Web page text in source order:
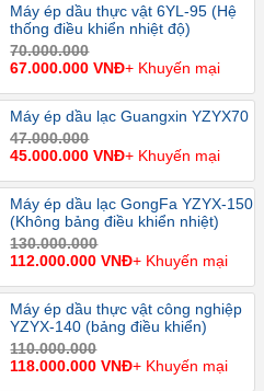
Máy ép dầu thực vật 6YL-95 (Hệ
thống điều khiển nhiệt độ)
70.000.000
67.000.000 VNĐ+ Khuyến mại
Máy ép dầu lạc Guangxin YZYX70
47.000.000
45.000.000 VNĐ+ Khuyến mại
Máy ép dầu lạc GongFa YZYX-150
(Không bảng điều khiển nhiệt)
130.000.000
112.000.000 VNĐ+ Khuyến mại
Máy ép dầu thực vật công nghiệp
YZYX-140 (bảng điều khiển)
110.000.000
118.000.000 VNĐ+ Khuyến mại